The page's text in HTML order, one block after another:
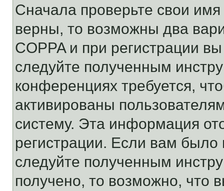
Сначала проверьте свои
верны, то возможны два
COPPA и при регистрации
следуйте полученным
конференциях требуется,
активированы
систему. Эта информация
регистрации. Если вам
следуйте полученным
получено, то возможно, что